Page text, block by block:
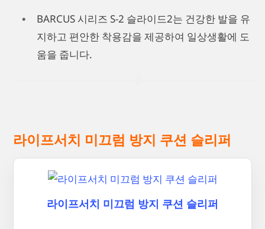
BARCUS 시리즈 S-2 슬라이드2는 건강한 발을 유
지하고 편안한 착용감을 제공하여 일상생활에 도
움을 줍니다.
라이프서치 미끄럼 방지 쿠션 슬리퍼
라이프서치 미끄럼 방지 쿠션 슬리퍼